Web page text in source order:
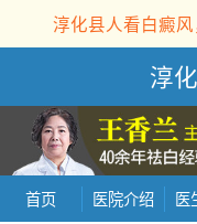
淳化县人看白癜风
淳
首页 医院介绍 医